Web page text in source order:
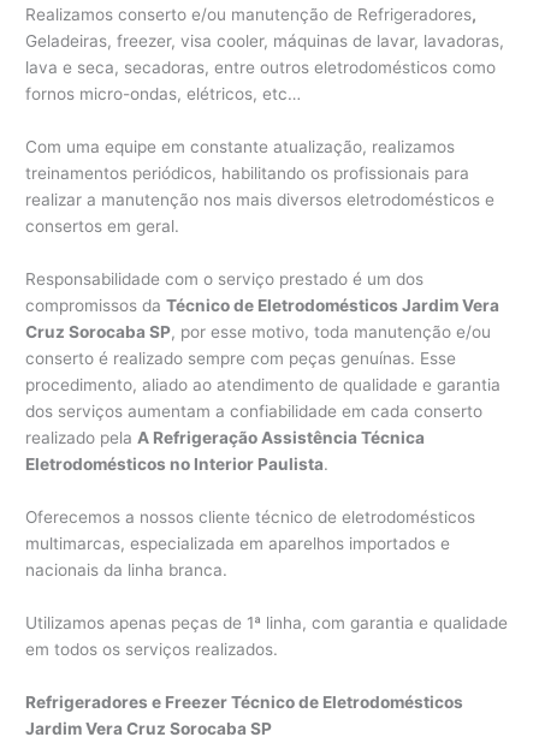
Realizamos conserto e/ou manutenção de Refrigeradores,
Geladeiras, freezer, visa cooler, máquinas de lavar, lavadoras,
lava e seca, secadoras, entre outros eletrodomésticos como
fornos micro-ondas, elétricos, etc…
Com uma equipe em constante atualização, realizamos
treinamentos periódicos, habilitando os profissionais para
realizar a manutenção nos mais diversos eletrodomésticos e
consertos em geral.
Responsabilidade com o serviço prestado é um dos
compromissos daTécnico de Eletrodomésticos Jardim Vera
Cruz Sorocaba SP, por esse motivo, toda manutenção e/ou
conserto é realizado sempre com peças genuínas. Esse
procedimento, aliado ao atendimento de qualidade e garantia
dos serviços aumentam a confiabilidade em cada conserto
realizado pela A Refrigeração Assistência Técnica
Eletrodomésticos no Interior Paulista.
Oferecemos a nossos cliente técnico de eletrodomésticos
multimarcas, especializada em aparelhos importados e
nacionais da linha branca.
Utilizamos apenas peças de 1ª linha, com garantia e qualidade
em todos os serviços realizados.
Refrigeradores e Freezer Técnico de Eletrodomésticos
Jardim Vera Cruz Sorocaba SP